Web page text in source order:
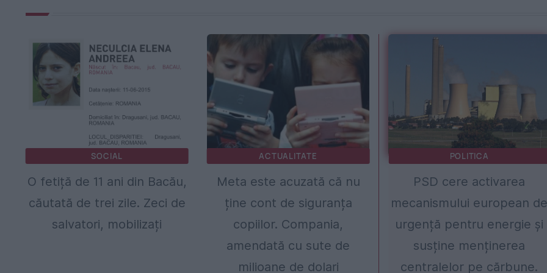
SOCIAL
O fetiță de 11 ani din Bacău,
căutată de trei zile. Zeci de
salvatori, mobilizați
ACTUALITATE
Meta este acuzată că nu
ține cont de siguranța
copiilor. Compania,
amendată cu sute de
milioane de dolari
POLITICA
PSD cere activarea
mecanismului european
urgență pentru energie și
susține menținerea
centralelor pe cărbune.